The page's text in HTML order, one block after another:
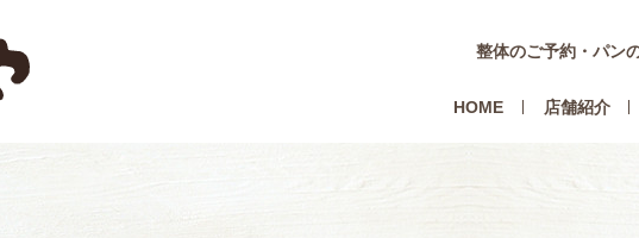
整体のご予約・パン
HOME 店舗紹介